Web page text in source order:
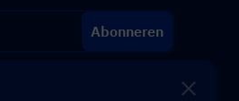
Abonneren